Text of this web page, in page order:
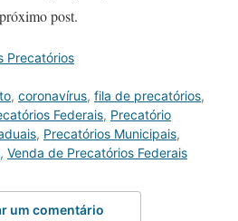
post.
Precatórios
, coronavírus, fila de precatórios,
Federais, Precatório
, Precatórios Municipais,
, Venda de Precatórios Federais
um comentário